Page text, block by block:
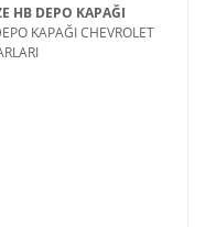
HB DEPO KAPAĞI
KAPAĞI CHEVROLET